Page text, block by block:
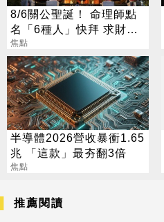
8/6關公聖誕！ 命理師點
名「6種人」快拜 求財求
職保平安
焦點
半導體2026營收暴衝1.65
兆 「這款」最夯翻3倍
焦點
推薦閱讀